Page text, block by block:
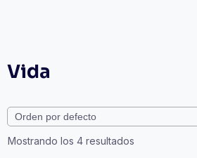
Vida
Mostrando los 4 resultados